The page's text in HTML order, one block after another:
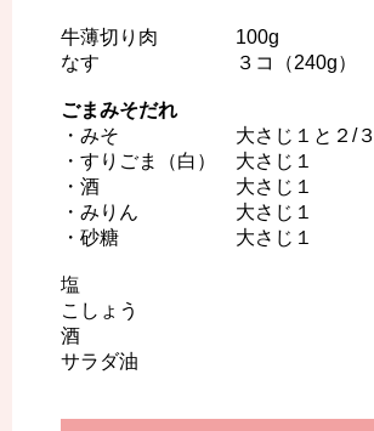
牛薄切り肉 100g
なす ３コ（240g）
ごまみそだれ
・みそ 大さじ１と２/３
・すりごま（白） 大さじ１
・酒 大さじ１
・みりん 大さじ１
・砂糖 大さじ１
塩
こしょう
酒
サラダ油